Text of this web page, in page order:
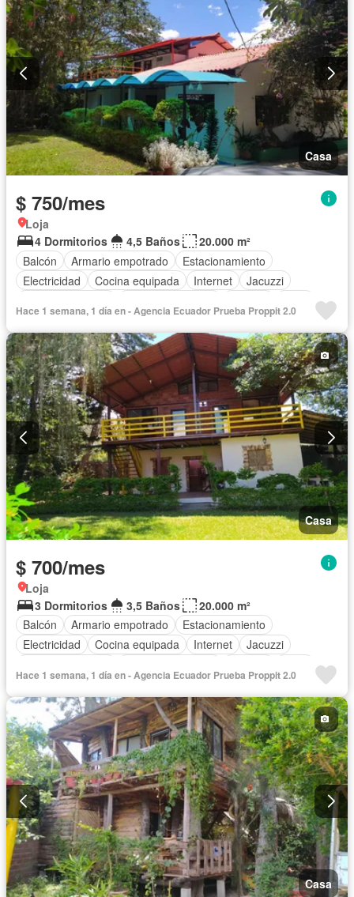
Casa
$ 750/mes
Loja
4 Dormitorios
4,5 Baños
20.000 m²
Balcón
Armario empotrado
Estacionamiento
Electricidad
Cocina equipada Internet
Jacuzzi
Patio
Área para niños Jardín
Parrilla
Garita de guardianía
Biblioteca Sauna
Seguridad
Piscina
Completamente amoblado
Hace 1 semana, 1 día en - Agencia Ecuador Prueba Proppit 2.0
Casa
$ 700/mes
Loja
3 Dormitorios
3,5 Baños
20.000 m²
Balcón
Armario empotrado
Estacionamiento
Electricidad
Cocina equipada Internet
Jacuzzi
Patio
Área para niños Jardín
Parrilla
Garita de guardianía
Biblioteca Sauna
Seguridad
Piscina
Completamente amoblado
Hace 1 semana, 1 día en - Agencia Ecuador Prueba Proppit 2.0
Casa